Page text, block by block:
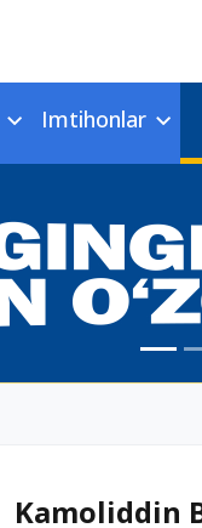
Imtihonlar
Kamoliddin